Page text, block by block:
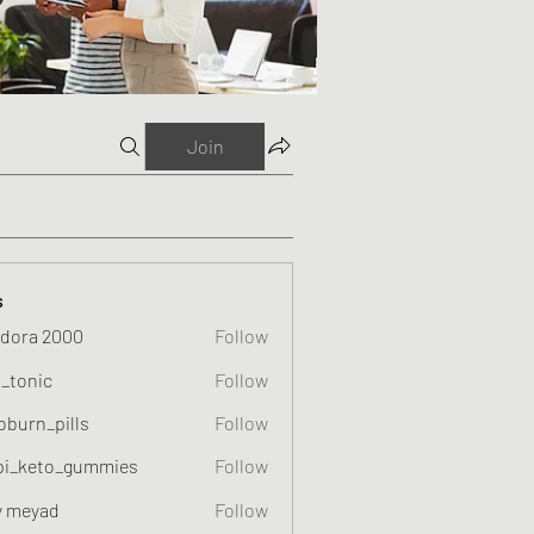
Join
2000
Follow
Follow
Follow
Follow
meyad
Follow